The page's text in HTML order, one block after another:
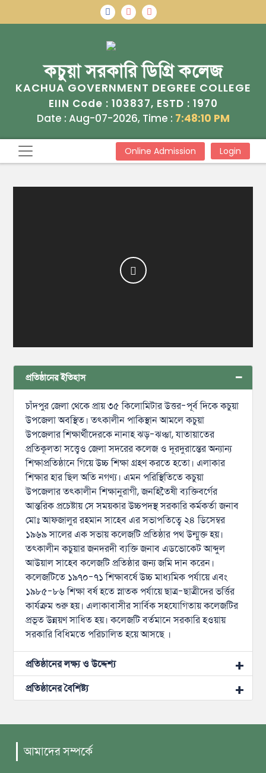
কচুয়া সরকারি ডিগ্রি কলেজ
KACHUA GOVERNMENT DEGREE COLLEGE
EIIN Code : 103837, ESTD : 1970
Date : Aug-07-2026, Time : 7:48:10 PM
Online Admission Login
প্রতিষ্ঠানের ইতিহাস
চাঁদপুর জেলা থেকে প্রায় ৩৫ কিলোমিটার উত্তর-পূর্ব দিকে কচুয়া
উপজেলা অবস্থিত। তৎকালীন পাকিস্থান আমলে কচুয়া
উপজেলার শিক্ষার্থীদেরকে নানাহ ঝড়-ঝঞ্ঝা, যাতায়াতের
প্রতিকূলতা সত্ত্বেও জেলা সদরের কলেজ ও দূরদুরান্তের অন্যান্য
শিক্ষাপ্রতিষ্ঠানে গিয়ে উচ্চ শিক্ষা গ্রহণ করতে হতো। এলাকার
শিক্ষার হার ছিল অতি নগণ্য। এমন পরিস্থিতিতে কচুয়া
উপজেলার তৎকালীন শিক্ষানুরাগী, জনহিতৈষী ব্যক্তিবর্গের
আন্তরিক প্রচেষ্টায় সে সময়কার উচ্চপদস্থ সরকারি কর্মকর্তা জনাব
মোঃ আফজালুর রহমান সাহেব এর সভাপতিত্বে ২৪ ডিসেম্বর
১৯৬৯ সালের এক সভায় কলেজটি প্রতিষ্ঠার পথ উন্মুক্ত হয়।
তৎকালীন কচুয়ার জনদরদী ব্যক্তি জনাব এডভোকেট আব্দুল
আউয়াল সাহেব কলেজটি প্রতিষ্ঠার জন্য জমি দান করেন।
কলেজটিতে ১৯৭০-৭১ শিক্ষাবর্ষে উচ্চ মাধ্যমিক পর্যায়ে এবং
১৯৮৫-৮৬ শিক্ষা বর্ষ হতে স্নাতক পর্যায়ে ছাত্র-ছাত্রীদের ভর্ত্তির
কার্যক্রম শুরু হয়। এলাকাবাসীর সার্বিক সহযোগিতায় কলেজটির
প্রভূত উন্নয়ণ সাধিত হয়। কলেজটি বর্তমানে সরকারি হওয়ায়
সরকারি বিধিমতে পরিচালিত হয়ে আসছে ।
প্রতিষ্ঠানের লক্ষ্য ও উদ্দেশ্য
প্রতিষ্ঠানের বৈশিষ্ট্য
আমাদের সম্পর্কে